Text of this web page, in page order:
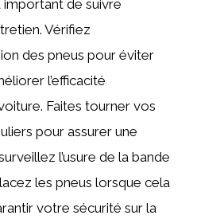
important de suivre
Vérifiez
des pneus pour éviter
l’efficacité
Faites tourner vos
pour assurer une
l’usure de la bande
les pneus lorsque cela
votre sécurité sur la